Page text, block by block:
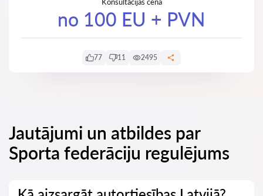
no 100 EU + PVN
77 11 2495
Jautājumi un atbildes par
Sporta federāciju regulējums